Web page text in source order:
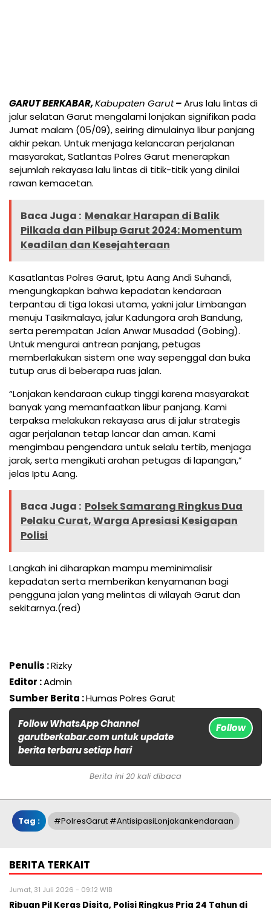
GARUT BERKABAR,Kabupaten Garut–Arus lalu lintas di
jalur selatan Garut mengalami lonjakan signifikan pada
Jumat malam (05/09), seiring dimulainya libur panjang
akhir pekan. Untuk menjaga kelancaran perjalanan
masyarakat, Satlantas Polres Garut menerapkan
sejumlah rekayasa lalu lintas di titik-titik yang dinilai
rawan kemacetan.
Baca Juga : Menakar Harapan di Balik
Pilkada dan Pilbup Garut 2024: Momentum
Keadilan dan Kesejahteraan
Kasatlantas Polres Garut, Iptu Aang Andi Suhandi,
mengungkapkan bahwa kepadatan kendaraan
terpantau di tiga lokasi utama, yakni jalur Limbangan
menuju Tasikmalaya, jalur Kadungora arah Bandung,
serta perempatan Jalan Anwar Musadad (Gobing).
Untuk mengurai antrean panjang, petugas
memberlakukan sistem one way sepenggal dan buka
tutup arus di beberapa ruas jalan.
“Lonjakan kendaraan cukup tinggi karena masyarakat
banyak yang memanfaatkan libur panjang. Kami
terpaksa melakukan rekayasa arus di jalur strategis
agar perjalanan tetap lancar dan aman. Kami
mengimbau pengendara untuk selalu tertib, menjaga
jarak, serta mengikuti arahan petugas di lapangan,”
jelas Iptu Aang.
Baca Juga : Polsek Samarang Ringkus Dua
Pelaku Curat, Warga Apresiasi Kesigapan
Polisi
Langkah ini diharapkan mampu meminimalisir
kepadatan serta memberikan kenyamanan bagi
pengguna jalan yang melintas di wilayah Garut dan
sekitarnya.(red)
Penulis :Rizky
Editor :Admin
Sumber Berita :Humas Polres Garut
Follow WhatsApp Channel
garutberkabar.com untuk update
berita terbaru setiap hari
Follow
Berita ini 20 kali dibaca
Tag : #PolresGarut #AntisipasiLonjakankendaraan
BERITA TERKAIT
Jumat, 31 Juli 2026 - 09:12 WIB
Ribuan Pil Keras Disita, Polisi Ringkus Pria 24 Tahun di